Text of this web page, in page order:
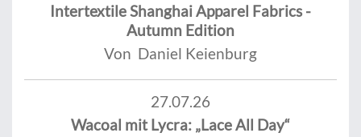
Intertextile Shanghai Apparel Fabrics -
Autumn Edition
Von Daniel Keienburg
27.07.26
Wacoal mit Lycra: „Lace All Day“